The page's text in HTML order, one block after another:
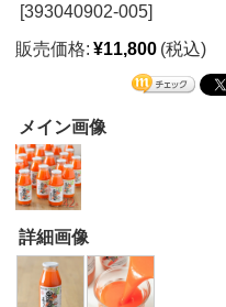
[393040902-005]
販売価格: ¥11,800 (税込)
メイン画像
詳細画像